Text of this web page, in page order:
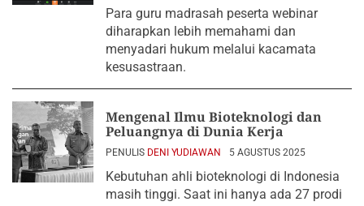
Para guru madrasah peserta webinar
diharapkan lebih memahami dan
menyadari hukum melalui kacamata
kesusastraan.
Mengenal Ilmu Bioteknologi dan
Peluangnya di Dunia Kerja
PENULIS DENI YUDIAWAN 5 AGUSTUS 2025
Kebutuhan ahli bioteknologi di Indonesia
masih tinggi. Saat ini hanya ada 27 prodi